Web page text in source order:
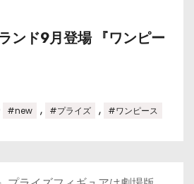
ンド9月登場 『ワンピー
#new , #プライズ , #ワンピース